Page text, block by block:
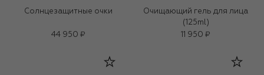
Солнцезащитные очки
44 950 ₽
Очищающий гель для лица
(125ml)
11 950 ₽